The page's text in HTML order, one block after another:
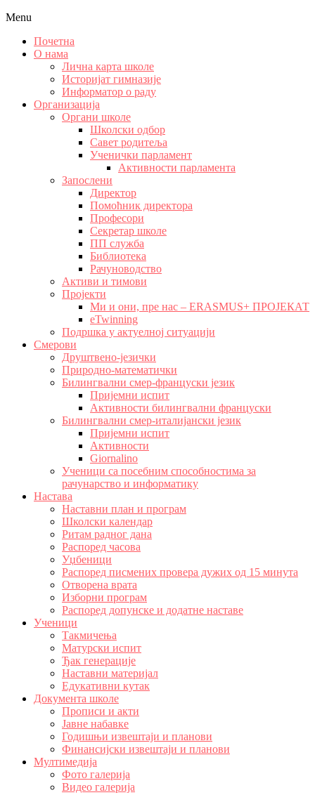
Menu
Почетна
О нама
Лична карта школе
Историјат гимназије
Информатор о раду
Организација
Органи школе
Школски одбор
Савет родитеља
Ученички парламент
Активности парламента
Запослени
Директор
Помоћник директора
Професори
Секретар школе
ПП служба
Библиотека
Рачуноводство
Активи и тимови
Пројекти
Ми и они, пре нас – ERASMUS+ ПРОЈЕКАТ
eTwinning
Подршка у актуелној ситуацији
Смерови
Друштвено-језички
Природно-математички
Билингвални смер-француски језик
Пријемни испит
Активности билингвални француски
Билингвални смер-италијански језик
Пријемни испит
Активности
Giornalino
Ученици са посебним способностима за
рачунарство и информатику
Настава
Наставни план и програм
Школски календар
Ритам радног дана
Распоред часова
Уџбеници
Распоред писмених провера дужих од 15 минута
Отворена врата
Изборни програм
Распоред допунске и додатне наставе
Ученици
Такмичења
Матурски испит
Ђак генерације
Наставни материјал
Едукативни кутак
Документа школе
Прописи и акти
Јавне набавке
Годишњи извештаји и планови
Финансијски извештаји и планови
Мултимедија
Фото галерија
Видео галерија